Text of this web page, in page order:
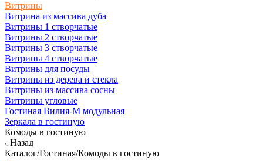
Витрины
Витрина из массива дуба
Витрины 1 створчатые
Витрины 2 створчатые
Витрины 3 створчатые
Витрины 4 створчатые
Витрины для посуды
Витрины из дерева и стекла
Витрины из массива сосны
Витрины угловые
Гостиная Вилия-М модульная
Зеркала в гостиную
Комоды в гостиную
Назад
Каталог/Гостиная/Комоды в гостиную